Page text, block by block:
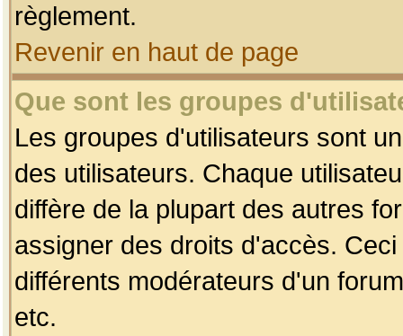
règlement.
Revenir en haut de page
Que sont les groupes
Les groupes d'utilisateurs sont
des utilisateurs. Chaque
diffère de la plupart des autres
assigner des droits d'accès.
différents modérateurs d'un
etc.